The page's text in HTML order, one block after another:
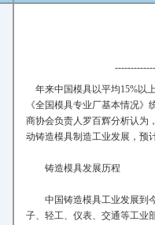
年来中国模具以平均15%以
《全国模具专业厂基本情况
商协会负责人罗百辉分析认为
动铸造模具制造工业发展，预
铸造模具发展历程
中国铸造模具工业发展到今
子、轻工、仪表、交通等工业